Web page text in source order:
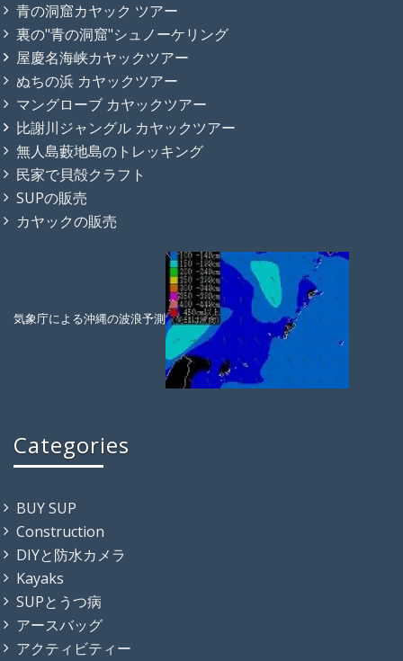
青の洞窟カヤック ツアー
裏の"青の洞窟"シュノーケリング
屋慶名海峡カヤックツアー
ぬちの浜 カヤックツアー
マングローブ カヤックツアー
比謝川ジャングル カヤックツアー
無人島藪地島のトレッキング
民家で貝殻クラフト
SUPの販売
カヤックの販売
気象庁による沖縄の波浪予測
Categories
BUY SUP
Construction
DIYと防水カメラ
Kayaks
SUPとうつ病
アースバッグ
アクティビティー